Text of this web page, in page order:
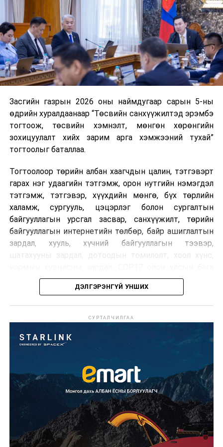
нэгжийг 375 мянга хүртэлх еврогоор торгох
боломжтой. Харин хэрэглэгч өөрөө зөвшөөрсөн,
эсвэл тухайн компанитай өмнө нь гэрээний
харилцаатай бөгөөд шинэ үйлчилгээ санал болгож
буй тохиолдолд хориг үйлчлэхгүй. Иргэд
зөвшөөрөлгүй дуудлагын талаар төрийн цахим
хуудсаар мэдээлэх боломжтой.
Шинэ хууль Францын зах зээлд үйлчилдэг гадаадын
дуудлагын төвүүдэд нөлөөлөхөөр байна. Тухайлбал,
Мароккогийн дуудлагын төвүүдийн орлогын 80 гаруй
хувь Францын зах зээлээс бүрддэг бөгөөд тус улсын
40–50 мянган ажлын байр эрсдэлд орж болзошгүйг
Засгийн газрын 2026 оны наймдугаар сарын 5-ны
өдрийн хуралдаанаар “Төсвийн санхүүжилтэд эрэмбэ
тогтоож, төсвийн хэмнэлт, мөнгөн хөрөнгийн
зохицуулалт хийх зарим арга хэмжээний тухай”
тогтоолыг баталлаа.
Тогтоолоор төрийн албан хаагчдын цалин, тэтгэвэрт
гарах нэг удаагийн тэтгэмж, орон нутгийн нэмэгдэл
тэтгэмж, тэтгэвэр, хүүхдийн мөнгө, бүх төрлийн
халамж, сургууль, цэцэрлэг болон сургалтын
байгууллагын урсгал засвар, санхүүжилт, төрийн
байгууллагын интернетийн төлбөр, байр ашиглалтын
зардал, хууль, хүчний байгууллагын тээвэр,
хурлын зардал, Засгийн газрын өр, орон нутгийн нөөц
хөрөнгийн санхүүжилтийг хэвийн үргэлжлүүлэхээр
шийдвэрлэжээ.
Харин дараах зардлыг хязгаарлахаар болсон байна.
Үүнд:
Олон улсын болон Засгийн газрын
шийдвэртэйгээс бусад хурал, зөвлөгөөн, ой,
тэмдэглэлт өдөр, найр наадам, соёлын арга
Урьдчилан төлөвлөсөн төрийн өндөр албан
тушаалтны томилолтоос бусад гадаад
томилолт, гадаадын зочин хүлээн авах зардал;
ДЭЛГЭРЭНГҮЙ УНШИХ
СУРТАЛЧИЛГАА